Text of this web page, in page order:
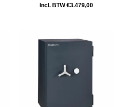
Incl. BTW €3.479,00